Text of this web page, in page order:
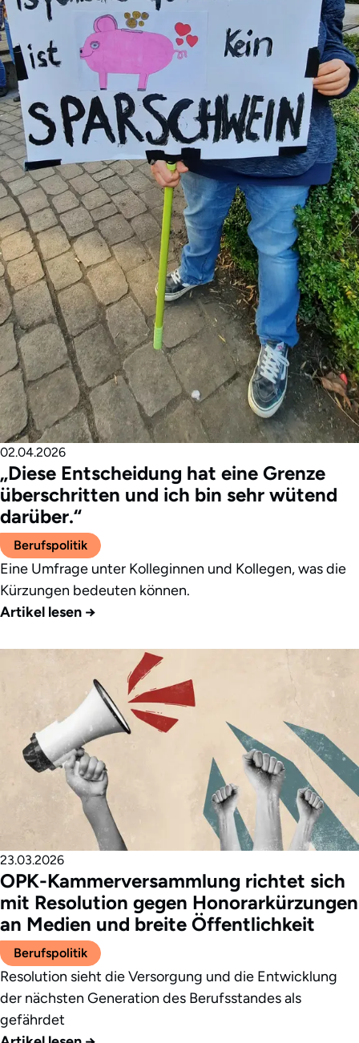
„Diese Entscheidung hat eine Grenze
überschritten und ich bin sehr wütend
darüber.“
02.04.2026
Berufspolitik
Eine Umfrage unter Kolleginnen und Kollegen, was die
Kürzungen bedeuten können.
Artikel lesen →
OPK-Kammerversammlung richtet sich
mit Resolution gegen Honorarkürzungen
an Medien und breite Öffentlichkeit
23.03.2026
Berufspolitik
Resolution sieht die Versorgung und die Entwicklung
der nächsten Generation des Berufsstandes als
gefährdet